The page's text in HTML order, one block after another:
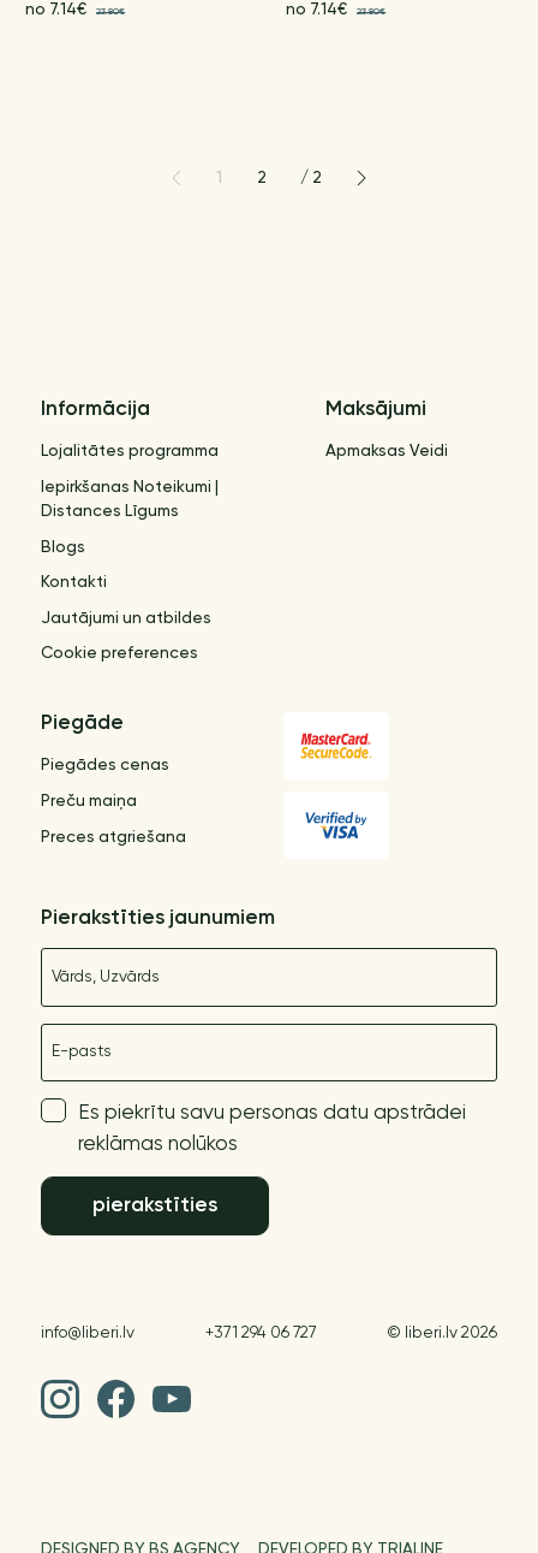
no 7.14€ 23.80€ no 7.14€ 23.80€
1 2 / 2
Informācija
Lojalitātes programma
Iepirkšanas Noteikumi |
Distances Līgums
Blogs
Kontakti
Jautājumi un atbildes
Cookie preferences
Maksājumi
Apmaksas Veidi
Piegāde
Piegādes cenas
Preču maiņa
Preces atgriešana
Pierakstīties jaunumiem
Es piekrītu savu personas datu apstrādei
reklāmas nolūkos
pierakstīties
info@liberi.lv +371 294 06 727 © liberi.lv 2026
DESIGNED BY BS AGENCY DEVELOPED BY TRIALINE